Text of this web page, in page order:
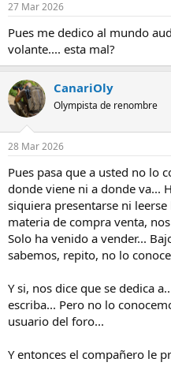
e
:
27 Mar 2026
Pues me dedico al mundo
volante.... esta mal?
CanariOly
Olympista de renombre
28 Mar 2026
Pues pasa que a usted no lo
donde viene ni a donde va...
siquiera presentarse ni
materia de compra venta,
Solo ha venido a vender...
sabemos, repito, no lo
Y si, nos dice que se dedica
escriba... Pero no lo
usuario del foro...
Y entonces el compañero le